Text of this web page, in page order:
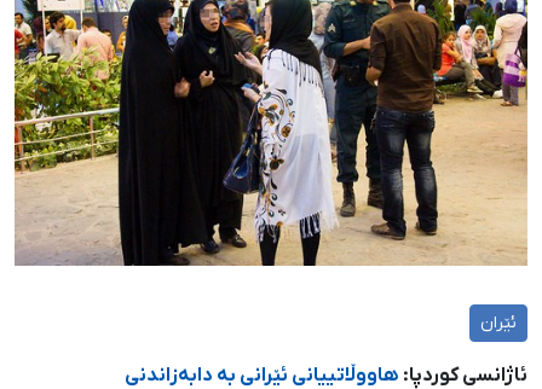
ئێران
ئاژانسی کوردپا: هاووڵاتییانی ئێرانی بە دابەزاندنی